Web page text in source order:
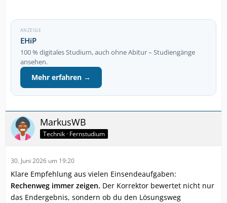
ANZEIGE
EHiP
100 % digitales Studium, auch ohne Abitur – Studiengänge
ansehen.
Mehr erfahren →
MarkusWB
Technik · Fernstudium
30. Juni 2026 um 19:20
Klare Empfehlung aus vielen Einsendeaufgaben:
Rechenweg immer zeigen. Der Korrektor bewertet nicht nur
das Endergebnis, sondern ob du den Lösungsweg